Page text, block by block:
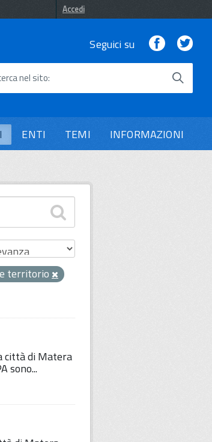
Accedi
Seguici su Facebook
nel sito
ENTI TEMI INFORMAZIONI
territorio
città di Matera
sono...